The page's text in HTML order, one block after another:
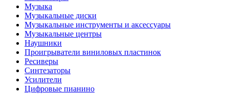
Музыка
Музыкальные диски
Музыкальные инструменты и аксессуары
Музыкальные центры
Наушники
Проигрыватели виниловых пластинок
Ресиверы
Синтезаторы
Усилители
Цифровые пианино